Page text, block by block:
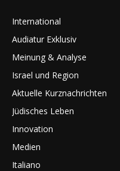
International
Audiatur Exklusiv
Meinung & Analyse
Israel und Region
Aktuelle Kurznachrichten
Jüdisches Leben
Innovation
Medien
Italiano